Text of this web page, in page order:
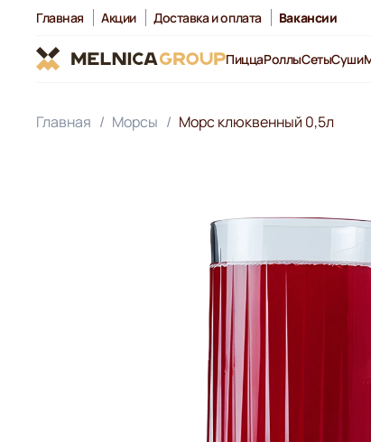
Главная Акции Доставка и оплата Вакансии
ПиццаРоллыСетыСуши
Главная Морсы Морс клюквенный 0,5л